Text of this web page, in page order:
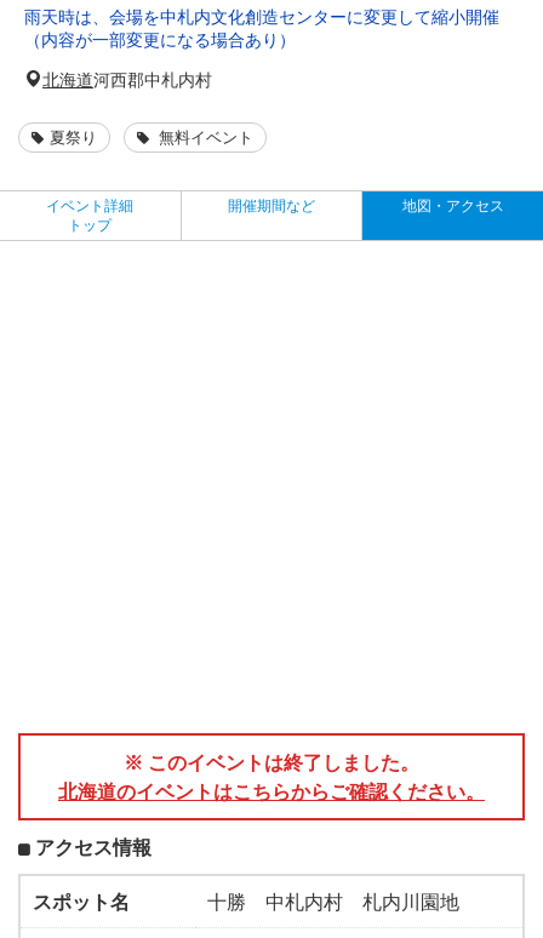
雨天時は、会場を中札内文化創造センターに変更して縮小開催
（内容が一部変更になる場合あり）
北海道河西郡中札内村
夏祭り 無料イベント
イベント詳細
トップ
開催期間など 地図・アクセス
※ このイベントは終了しました。
北海道のイベントはこちらからご確認ください。
アクセス情報
スポット名
十勝 中札内村 札内川園地